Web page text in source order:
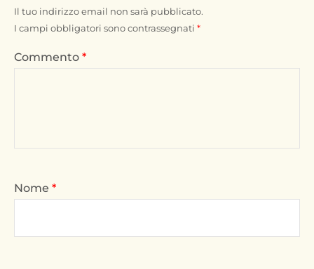
Il tuo indirizzo email non sarà pubblicato.
I campi obbligatori sono contrassegnati *
Commento *
Nome *